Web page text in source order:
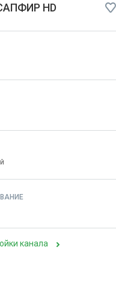
HD
канала